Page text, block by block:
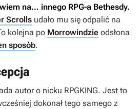
na… innego RPG-a Bethesdy.
Scrolls udało mu się odpalić na
kolejna po Morrowindzie odsłona
sposób.
autor o nicku RPGKING. Jest to
dokonał tego samego z